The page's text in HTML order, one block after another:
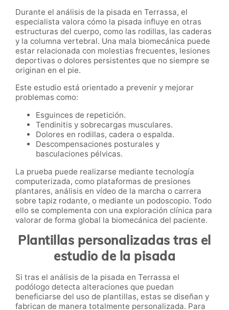
Durante el análisis de la pisada en Terrassa, el
especialista valora cómo la pisada influye en otras
estructuras del cuerpo, como las rodillas, las caderas
y la columna vertebral. Una mala biomecánica puede
estar relacionada con molestias frecuentes, lesiones
deportivas o dolores persistentes que no siempre se
originan en el pie.
Este estudio está orientado a prevenir y mejorar
problemas como:
Esguinces de repetición.
Tendinitis y sobrecargas musculares.
Dolores en rodillas, cadera o espalda.
Descompensaciones posturales y
basculaciones pélvicas.
La prueba puede realizarse mediante tecnología
computerizada, como plataformas de presiones
plantares, análisis en vídeo de la marcha o carrera
sobre tapiz rodante, o mediante un podoscopio. Todo
ello se complementa con una exploración clínica para
valorar de forma global la biomecánica del paciente.
Plantillas personalizadas tras el
estudio de la pisada
Si tras el análisis de la pisada en Terrassa el
podólogo detecta alteraciones que puedan
beneficiarse del uso de plantillas, estas se diseñan y
fabrican de manera totalmente personalizada. Para